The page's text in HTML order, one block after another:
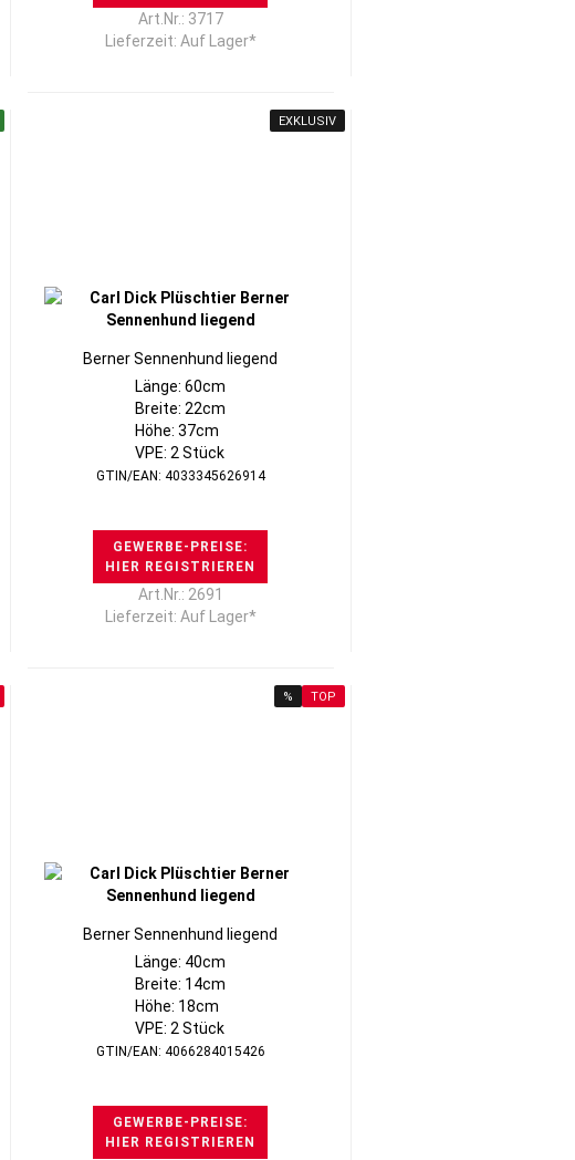
Art.Nr.: 3717
Lieferzeit: Auf Lager*
EXKLUSIV
Berner Sennenhund liegend
Länge: 60cm
Breite: 22cm
Höhe: 37cm
VPE: 2 Stück
GTIN/EAN: 4033345626914
GEWERBE-PREISE:
HIER REGISTRIEREN
Art.Nr.: 2691
Lieferzeit: Auf Lager*
% TOP
Berner Sennenhund liegend
Länge: 40cm
Breite: 14cm
Höhe: 18cm
VPE: 2 Stück
GTIN/EAN: 4066284015426
GEWERBE-PREISE:
HIER REGISTRIEREN